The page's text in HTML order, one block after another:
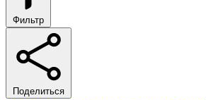
Фильтр
Поделиться